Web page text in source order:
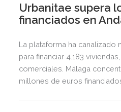
Urbanitae supera
financiados en
La plataforma ha
para financiar 4.183
comerciales. Málaga
millones de euros